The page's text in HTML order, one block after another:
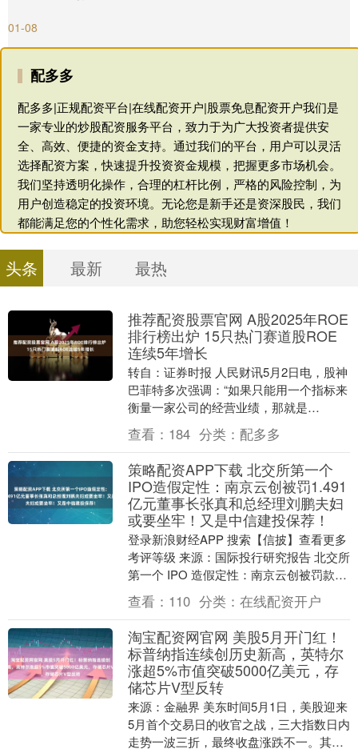
01-08
配多多
配多多|正规配资平台|在线配资开户|股票免息配资开户我们是
一家专业的炒股配资服务平台，致力于为广大投资者提供安
全、高效、便捷的资金支持。通过我们的平台，用户可以灵活
选择配资方案，快速提升投资资金规模，把握更多市场机会。
我们坚持透明化操作，合理的杠杆比例，严格的风险控制，为
用户创造稳定的投资环境。无论您是新手还是资深股民，我们
都能满足您的个性化需求，助您轻松实现财富增值！
头条 最新 最热
推荐配资股票官网 A股2025年ROE
排行榜出炉 15只热门赛道股ROE
连续5年增长
转自：证券时报 人民财讯5月2日电，股神
巴菲特多次强调：“如果只能用一个指标来
衡量一家公司的经营业绩，那就是
ROE（净资产收益率‌）。”在他看来，长期
股票投资的....
查看： 184 分类： 配多多
策略配资APP下载 北交所第一个
IPO造假定性：南京云创被罚1.491
亿元董事长张真和总经理刘鹏夫妇
或要坐牢！又是中信建投保荐！
登录新浪财经APP 搜索【信披】查看更多
考评等级 来源：国际投行研究报告 北交所
第一个 IPO 造假定性：南京云创被罚款
1.491亿元董事长（张真）和总经理（刘....
查看： 110 分类： 在线配资开户
淘宝配资网官网 美股5月开门红！
标普纳指连续创历史新高，英特尔
涨超5%市值突破5000亿美元，存
储芯片V型反转
来源：金融界 美东时间5月1日，美股迎来
5月首个交易日的收官之战，三大指数日内
走势一波三折，最终收盘涨跌不一。其中